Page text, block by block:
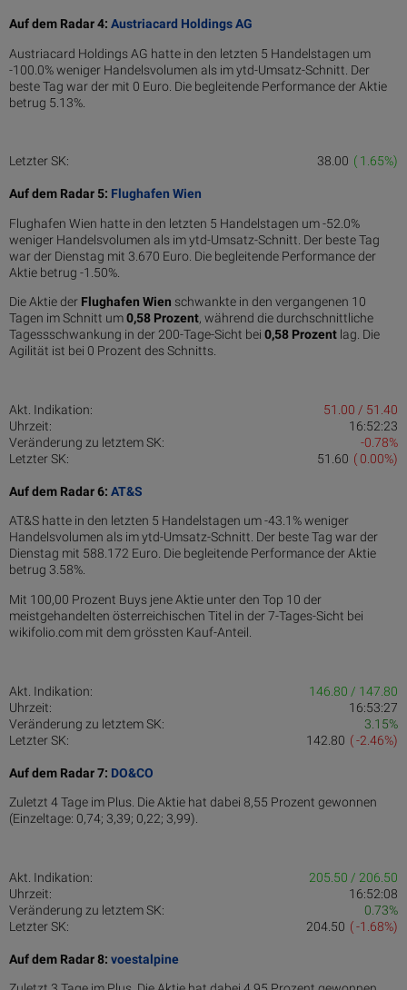
Auf dem Radar 4: Austriacard Holdings AG
Austriacard Holdings AG hatte in den letzten 5 Handelstagen um
-100.0% weniger Handelsvolumen als im ytd-Umsatz-Schnitt. Der
beste Tag war der mit 0 Euro. Die begleitende Performance der Aktie
betrug 5.13%.
Letzter SK: ( 1.65%)
38.00
Auf dem Radar 5: Flughafen Wien
Flughafen Wien hatte in den letzten 5 Handelstagen um -52.0%
weniger Handelsvolumen als im ytd-Umsatz-Schnitt. Der beste Tag
war der Dienstag mit 3.670 Euro. Die begleitende Performance der
Aktie betrug -1.50%.
Die Aktie der Flughafen Wien schwankte in den vergangenen 10
Tagen im Schnitt um0,58 Pro­zent, während die durchschnittliche
Tagessschwankung in der 200-Tage-Sicht bei 0,58 Prozent lag. Die
Agilität ist bei 0 Prozent des Schnitts.
Akt. Indikation:
51.00 / 51.40
Uhrzeit:
16:52:23
Veränderung zu letztem SK:
-0.78%
Letzter SK:
( 0.00%)
51.60
Auf dem Radar 6: AT&S
AT&S hatte in den letzten 5 Handelstagen um -43.1% weniger
Handelsvolumen als im ytd-Umsatz-Schnitt. Der beste Tag war der
Dienstag mit 588.172 Euro. Die begleitende Performance der Aktie
betrug 3.58%.
Mit 100,00 Prozent Buys jene Aktie unter den Top 10 der
meistgehandelten österreichischen Titel in der 7-Tages-Sicht bei
wikifolio.com mit dem grössten Kauf-Anteil.
Akt. Indikation:
146.80 / 147.80
Uhrzeit:
16:53:27
Veränderung zu letztem SK:
3.15%
Letzter SK:
( -2.46%)
142.80
Auf dem Radar 7: DO&CO
Zuletzt 4 Tage im Plus. Die Aktie hat dabei 8,55 Prozent gewonnen
(Einzeltage: 0,74; 3,39; 0,22; 3,99).
Akt. Indikation:
205.50 / 206.50
Uhrzeit:
16:52:08
Veränderung zu letztem SK:
0.73%
Letzter SK:
( -1.68%)
204.50
Auf dem Radar 8: voestalpine